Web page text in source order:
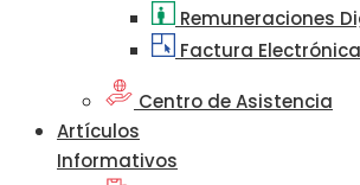
Remuneraciones
Factura
Centro de Asistencia
Artículos
Informativos